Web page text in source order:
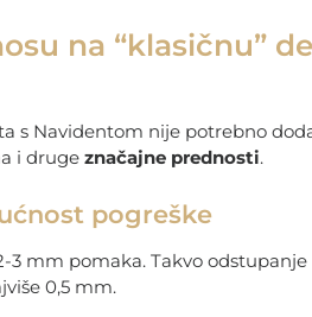
na “klasičnu”
s Navidentom nije potrebno
i druge značajne prednosti.
pogreške
mm pomaka. Takvo
0,5 mm.